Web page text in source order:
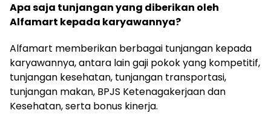
Apa saja tunjangan yang diberikan oleh
Alfamart kepada karyawannya?
Alfamart memberikan berbagai tunjangan kepada
karyawannya, antara lain gaji pokok yang kompetitif,
tunjangan kesehatan, tunjangan transportasi,
tunjangan makan, BPJS Ketenagakerjaan dan
Kesehatan, serta bonus kinerja.